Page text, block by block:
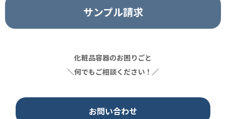
サンプル請求
化粧品容器のお困りごと
＼何でもご相談ください！ ／
お問い合わせ